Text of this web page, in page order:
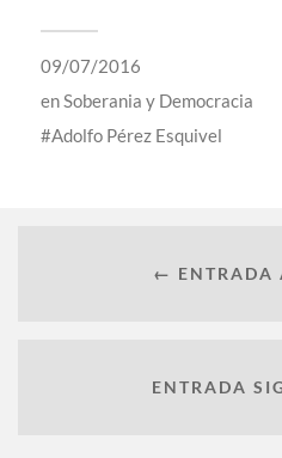
09/07/2016
enSoberania y Democracia
Adolfo Pérez Esquivel
← ENTRADA
ENTRADA